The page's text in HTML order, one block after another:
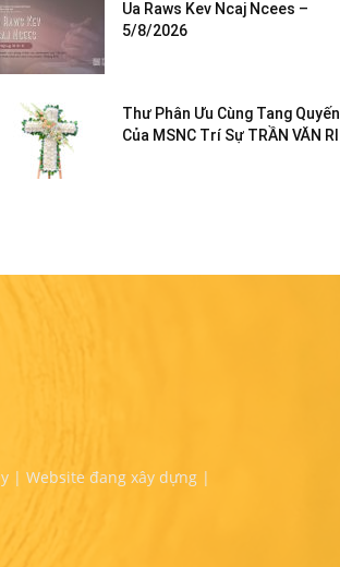
Ua Raws Kev Ncaj Ncees –
5/8/2026
Thư Phân Ưu Cùng Tang Quyến
Của MSNC Trí Sự TRẦN VĂN RI
| Website đang xây dựng |